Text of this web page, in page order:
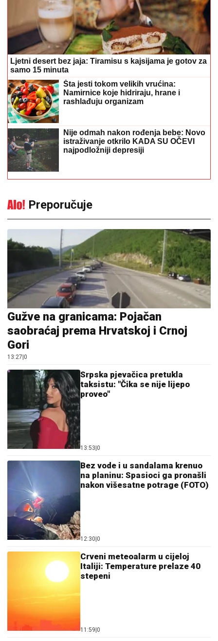
Ljetni desert bez jaja: Tiramisu s kajsijama je gotov za
samo 15 minuta
Šta jesti tokom velikih vrućina:
Namirnice koje hidriraju, hrane i
rashlađuju organizam
Nije odmah nakon rođenja bebe: Novo
istraživanje otkrilo KADA SU OČEVI
najpodložniji depresiji
Preporučuje
Gužve na granicama: Pojačan
saobraćaj prema Hrvatskoj i Crnoj
Gori
13:27 0
Srpska pjevačica pretukla
taksistu: "Čika se nije lijepo
proveo"
13:53 0
Bez vode i u sandalama krenuo
na planinu: Spasioci ga pronašli
nakon višesatne potrage (FOTO)
12:30 0
Crveni meteoalarm u cijeloj
Italiji: Temperature prelaze 40
stepeni
11:59 0